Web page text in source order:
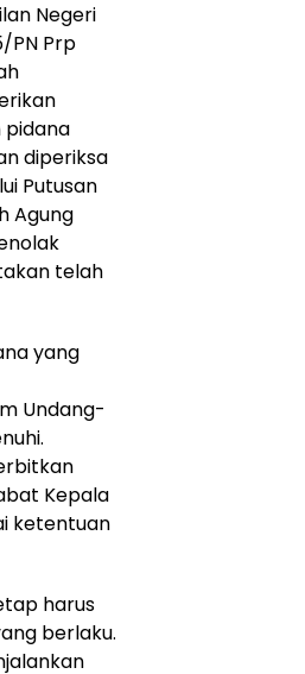
Negeri
PN Prp
pidana
diperiksa
Putusan
Agung
telah
yang
Undang-
Kepala
ketentuan
harus
berlaku.